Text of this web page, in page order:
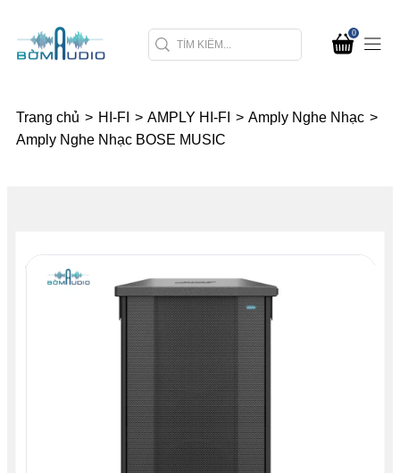
0
Trang chủ > HI-FI > AMPLY HI-FI > Amply Nghe Nhạc >
Amply Nghe Nhạc BOSE MUSIC